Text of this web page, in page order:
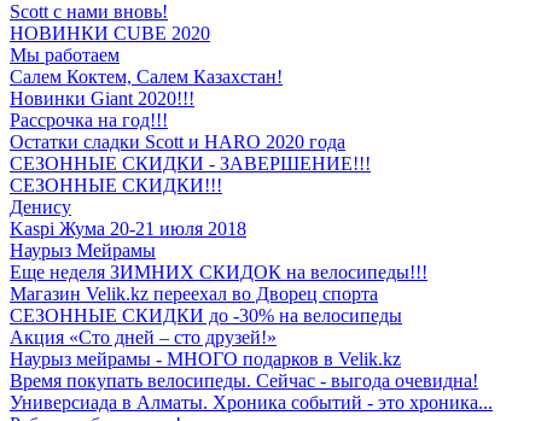
Scott с нами вновь!
НОВИНКИ CUBE 2020
Мы работаем
Салем Коктем, Салем Казахстан!
Новинки Giant 2020!!!
Рассрочка на год!!!
Остатки сладки Scott и HARO 2020 года
СЕЗОННЫЕ СКИДКИ - ЗАВЕРШЕНИЕ!!!
СЕЗОННЫЕ СКИДКИ!!!
Денису
Kaspi Жума 20-21 июля 2018
Наурыз Мейрамы
Еще неделя ЗИМНИХ СКИДОК на велосипеды!!!
Магазин Velik.kz переехал во Дворец спорта
СЕЗОННЫЕ СКИДКИ до -30% на велосипеды
Акция «Сто дней – сто друзей!»
Наурыз мейрамы - МНОГО подарков в Velik.kz
Время покупать велосипеды. Сейчас - выгода очевидна!
Универсиада в Алматы. Хроника событий - это хроника...